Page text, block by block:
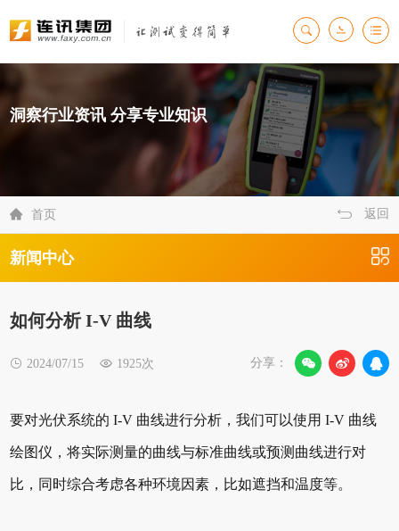
洞察行业资讯 分享专业知识
 首页 返回
新闻中心
如何分析 I-V 曲线
 2024/07/15  1925次 分享：
要对光伏系统的 I-V 曲线进行分析，我们可以使用 I-V 曲线
绘图仪，将实际测量的曲线与标准曲线或预测曲线进行对
比，同时综合考虑各种环境因素，比如遮挡和温度等。